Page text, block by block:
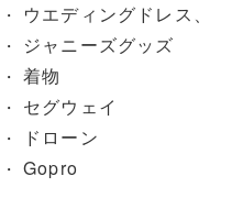
ウエディングドレス、
ジャニーズグッズ
着物
セグウェイ
ドローン
Gopro